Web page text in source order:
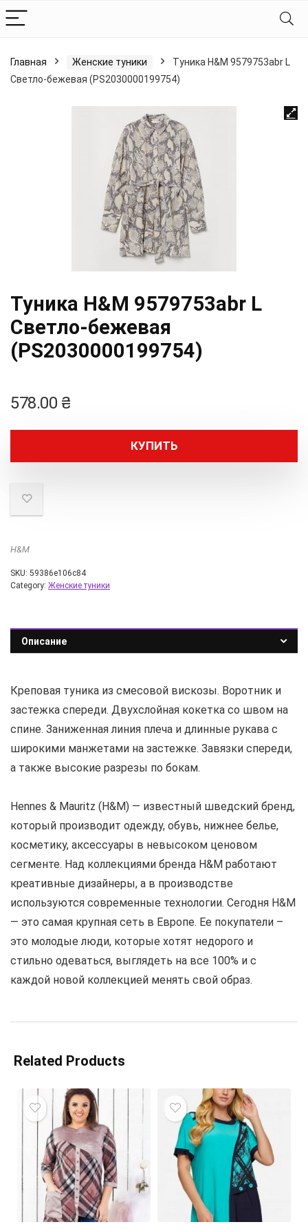
Главная Женские туники
Туника H&M 9579753abr L
Светло-бежевая (PS2030000199754)
Туника H&M 9579753abr L
Светло-бежевая
(PS2030000199754)
578.00 ₴
КУПИТЬ
H&M
SKU: 59386e106c84
Category: Женские туники
Описание
Креповая туника из смесовой вискозы. Воротник и
застежка спереди. Двухслойная кокетка со швом на
спине. Заниженная линия плеча и длинные рукава с
широкими манжетами на застежке. Завязки спереди,
а также высокие разрезы по бокам.
Hennes & Mauritz (H&M) — известный шведский бренд,
который производит одежду, обувь, нижнее белье,
косметику, аксессуары в невысоком ценовом
сегменте. Над коллекциями бренда H&M работают
креативные дизайнеры, а в производстве
используются современные технологии. Сегодня H&M
— это самая крупная сеть в Европе. Ее покупатели –
это молодые люди, которые хотят недорого и
стильно одеваться, выглядеть на все 100% и с
каждой новой коллекцией менять свой образ.
Related Products